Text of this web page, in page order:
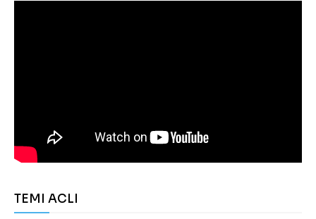
TEMI ACLI